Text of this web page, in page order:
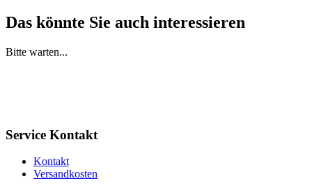
Das könnte Sie auch interessieren
Bitte warten...
Service Kontakt
Kontakt
Versandkosten